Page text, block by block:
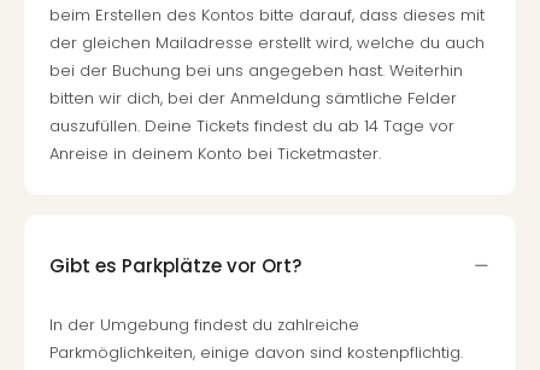
beim Erstellen des Kontos bitte darauf, dass dieses mit
der gleichen Mailadresse erstellt wird, welche du auch
bei der Buchung bei uns angegeben hast. Weiterhin
bitten wir dich, bei der Anmeldung sämtliche Felder
auszufüllen. Deine Tickets findest du ab 14 Tage vor
Anreise in deinem Konto bei Ticketmaster.
Gibt es Parkplätze vor Ort?
In der Umgebung findest du zahlreiche
Parkmöglichkeiten, einige davon sind kostenpflichtig.